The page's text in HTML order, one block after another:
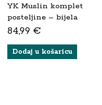
YK Muslin komplet
posteljine – bijela
84,99 €
Dodaj u košaricu